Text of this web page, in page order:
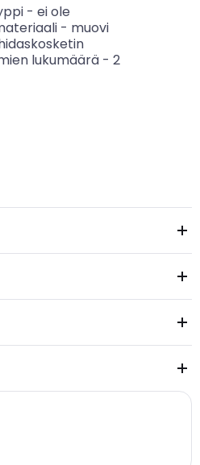
- ei ole
- muovi
lukumäärä- 2